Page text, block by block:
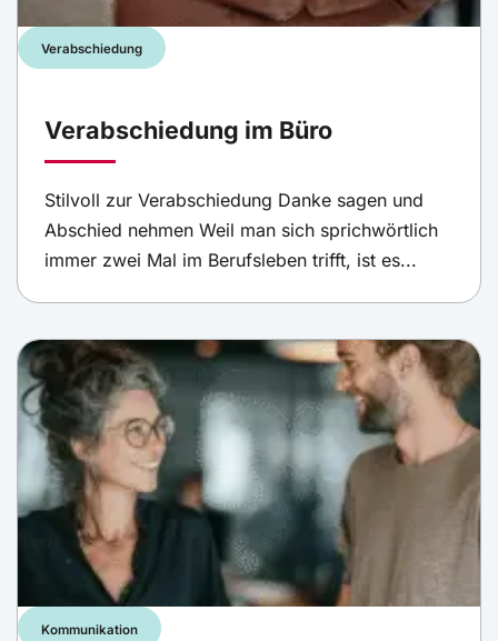
Verabschiedung
Verabschiedung im Büro
Stilvoll zur Verabschiedung Danke sagen und
Abschied nehmen Weil man sich sprichwörtlich
immer zwei Mal im Berufsleben trifft, ist es...
Kommunikation